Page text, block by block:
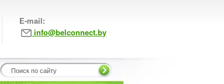
E-mail:
info@belconnect.by